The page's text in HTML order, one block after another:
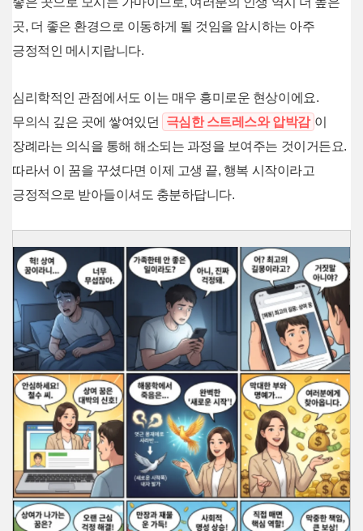
곳, 더 좋은 환경으로 이동하게 될 것임을 암시하는 아주
긍정적인 메시지랍니다.
심리학적인 관점에서도 이는 매우 흥미로운 현상이에요.
무의식 깊은 곳에 쌓여있던
극심한 스트레스와 압박감 이
장례라는 의식을 통해 해소되는 과정을 보여주는 것이거든요.
따라서 이 꿈을 꾸셨다면 이제 고생 끝, 행복 시작이라고
긍정적으로 받아들이셔도 충분하답니다.